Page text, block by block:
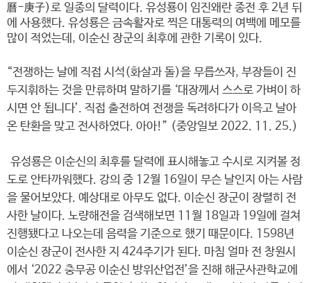
曆-庚子)로 일종의 달력이다. 유성룡이 임진왜란 종전 후 2년 뒤
에 사용했다. 유성룡은 금속활자로 찍은 대통력의 여백에 메모를
많이 적었는데, 이순신 장군의 최후에 관한 기록이 있다.
“전쟁하는 날에 직접 시석(화살과 돌)을 무릅쓰자, 부장들이 진
두지휘하는 것을 만류하며 말하기를 ‘대장께서 스스로 가벼이 하
시면 안 됩니다’. 직접 출전하여 전쟁을 독려하다가 이윽고 날아
온 탄환을 맞고 전사하였다. 아아!” (중앙일보 2022. 11. 25.)
유성룡은 이순신의 최후를 달력에 표시해놓고 수시로 지켜볼 정
도로 안타까워했다. 강의 중 12월 16일이 무슨 날인지 아는 사람
을 물어보았다. 예상대로 아무도 없다. 이순신 장군이 장렬히 전
사한 날이다. 노량해전을 검색해보면 11월 18일과 19일에 걸쳐
진행됐다고 나오는데 음력을 기준으로 했기 때문이다. 1598년
이순신 장군이 전사한 지 424주기가 된다. 마침 얼마 전 창원시
에서 ‘2022 충무공 이순신 방위산업전’을 진해 해군사관학교에